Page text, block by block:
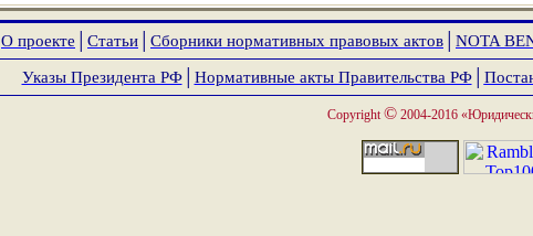
О проекте Статьи Сборники нормативных правовых актов NOTA
Указы Президента РФ│ Нормативные акты Правительства РФ│
Copyright ©2004-2016